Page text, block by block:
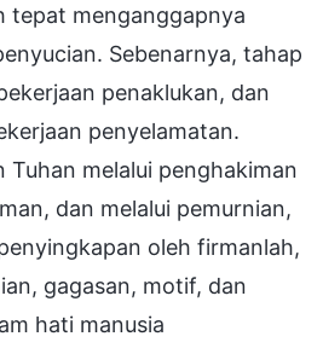
tepat menganggapnya
Sebenarnya, tahap
penaklukan, dan
penyelamatan.
Tuhan melalui penghakiman
dan melalui pemurnian,
oleh firmanlah,
gagasan, motif, dan
hati manusia